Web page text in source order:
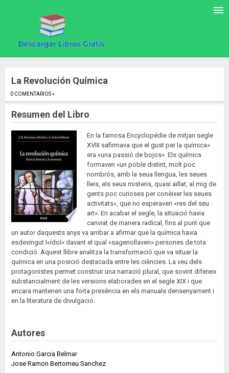
La Revolución Química
0 COMENTARIOS ».
Resumen del Libro
En la famosa Encyclopédie de mitjan segle
XVIII safirmava que el gust per la química»
era «una passió de bojos». Els químics
formaven «un poble distint, molt poc
nombrós, amb la seua llengua, les seues
lleis, els seus misteris, quasi aïllat, al mig de
gents poc curioses per conèixer les seues
activitats», que no esperaven «res del seu
art». En acabar el segle, la situació havia
canviat de manera radical, fins al punt que
un autor daquests anys va arribar a afirmar que la química havia
esdevingut l«ídol» davant el qual «sagenollaven» persones de tota
condició. Aquest llibre analitza la transformació que va situar la
química en una posició destacada entre les ciències. La veu dels
protagonistes permet construir una narració plural, que sovint difereix
substancialment de les versions elaborades en el segle XIX i que
encara mantenen una forta presència en els manuals densenyament i
en la literatura de divulgació.
Autores
Antonio Garcia Belmar
Jose Ramon Bertomeu Sanchez